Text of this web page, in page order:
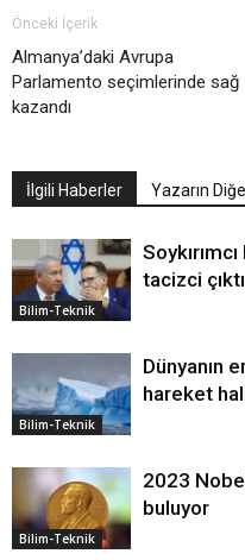
Önceki İçerik
Almanya’daki Avrupa
Parlamento seçimlerinde sağ
kazandı
İlgili Haberler Yazarın
Bilim-Teknik
tacizci çıktı
Bilim-Teknik
Dünyanın
hareket
Bilim-Teknik
2023
buluyor